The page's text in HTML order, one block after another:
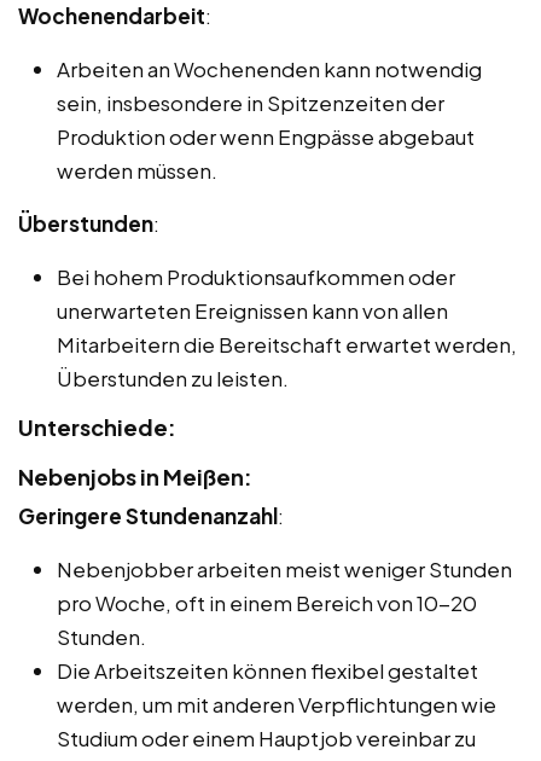
Wochenendarbeit:
Arbeiten an Wochenenden kann notwendig
sein, insbesondere in Spitzenzeiten der
Produktion oder wenn Engpässe abgebaut
werden müssen.
Überstunden:
Bei hohem Produktionsaufkommen oder
unerwarteten Ereignissen kann von allen
Mitarbeitern die Bereitschaft erwartet werden,
Überstunden zu leisten.
Unterschiede:
Nebenjobs in Meißen:
Geringere Stundenanzahl:
Nebenjobber arbeiten meist weniger Stunden
pro Woche, oft in einem Bereich von 10-20
Stunden.
Die Arbeitszeiten können flexibel gestaltet
werden, um mit anderen Verpflichtungen wie
Studium oder einem Hauptjob vereinbar zu